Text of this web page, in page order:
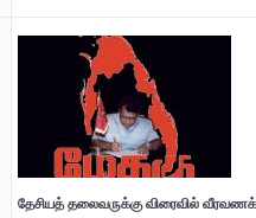
தேசியத் தலைவருக்கு விரைவில்